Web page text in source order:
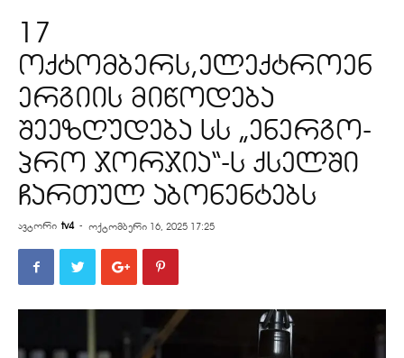
17
ოქტომბერს,ელექტროენ
ერგიის მიწოდება
შეეზღუდება სს „ენერგო-
პრო ჯორჯია“-ს ქსელში
ჩართულ აბონენტებს
ავტორი tv4 - ოქტომბერი 16, 2025 17:25